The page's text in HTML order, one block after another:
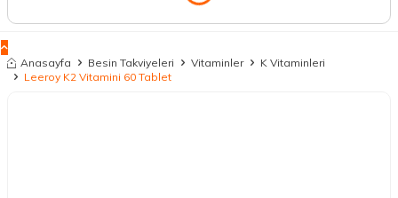
Anasayfa Besin Takviyeleri Vitaminler
K Vitaminleri
Leeroy K2 Vitamini 60 Tablet